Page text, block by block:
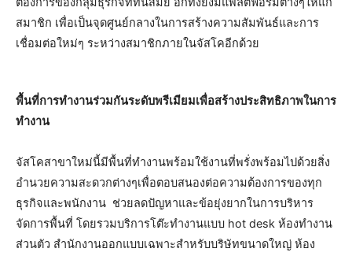
สมาชิก เพื่อเป็นจุดศูนย์กลางในการสร้างความสัมพันธ์และการ
เชื่อมต่อใหม่ๆ ระหว่างสมาชิกภายในจัสโคอีกด้วย
พื้นที่การทำงานร่วมกันระดับพรีเมียมเพื่อสร้างประสิทธิภาพในการ
ทำงาน
จัสโคสาขาใหม่นี้มีพื้นที่ทำงานพร้อมใช้งานที่พรั่งพร้อมไปด้วยสิ่ง
อำนวยความสะดวกต่างๆเพื่อตอบสนองต่อความต้องการของทุก
ธุรกิจและพนักงาน ช่วยลดปัญหาและข้อยุ่งยากในการบริหาร
จัดการพื้นที่ โดยรวมบริการโต๊ะทำงานแบบ hot desk ห้องทำงาน
ส่วนตัว สำนักงานออกแบบเฉพาะสำหรับบริษัทขนาดใหญ่ ห้อง